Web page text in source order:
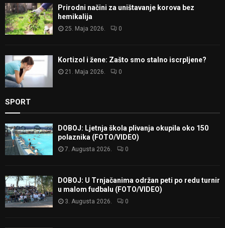
Prirodni načini za uništavanje korova bez
hemikalija
25. Maja 2026. 0
Kortizol i žene: Zašto smo stalno iscrpljene?
21. Maja 2026. 0
SPORT
DOBOJ: Ljetnja škola plivanja okupila oko 150
polaznika (FOTO/VIDEO)
7. Augusta 2026. 0
DOBOJ: U Trnjačanima održan peti po redu turnir
u malom fudbalu (FOTO/VIDEO)
3. Augusta 2026. 0